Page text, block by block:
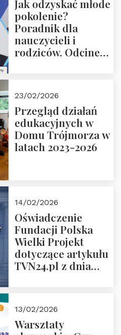
Jak odzyskać młode
pokolenie?
Poradnik dla
nauczycieli i
rodziców. Odcinek
Rozmawiają red.
Grzegorz Górny i
prof. Michał
Łuczewski
23/02/2026
Przegląd działań
edukacyjnych w
Domu Trójmorza w
latach 2023-2026
14/02/2026
Oświadczenie
Fundacji Polska
Wielki Projekt
dotyczące artykułu
TVN24.pl z dnia
13/02/2026
Warsztaty